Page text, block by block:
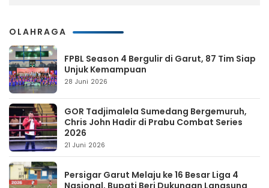
OLAHRAGA
FPBL Season 4 Bergulir di Garut, 87 Tim Siap
Unjuk Kemampuan
28 Juni 2026
GOR Tadjimalela Sumedang Bergemuruh,
Chris John Hadir di Prabu Combat Series
2026
21 Juni 2026
Persigar Garut Melaju ke 16 Besar Liga 4
Nasional, Bupati Beri Dukungan Langsung